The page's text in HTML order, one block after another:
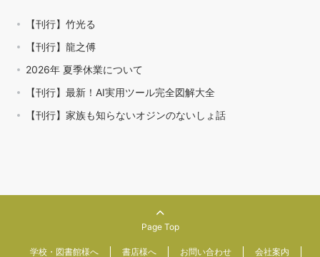
【刊行】竹光る
【刊行】龍之傅
2026年 夏季休業について
【刊行】最新！AI実用ツール完全図解大全
【刊行】家族も知らないオジンのないしょ話
Page Top
学校・図書館様へ 書店様へ お問い合わせ 会社案内